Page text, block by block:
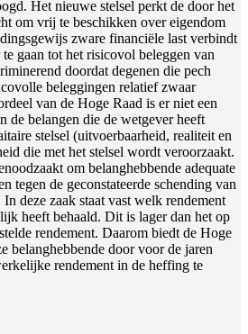
Het nieuwe stelsel perkt de door het
om vrij te beschikken over eigendom
zware financiële last verbindt
gaan tot het risicovol beleggen van
doordat degenen die pech
beleggingen relatief zwaar
van de Hoge Raad is er niet een
de belangen die de wetgever heeft
stelsel (uitvoerbaarheid, realiteit en
die met het stelsel wordt veroorzaakt.
om belanghebbende adequate
tegen de geconstateerde schending van
deze zaak staat vast welk rendement
heeft behaald. Dit is lager dan het op
rendement. Daarom biedt de Hoge
belanghebbende door voor de jaren
rendement in de heffing te